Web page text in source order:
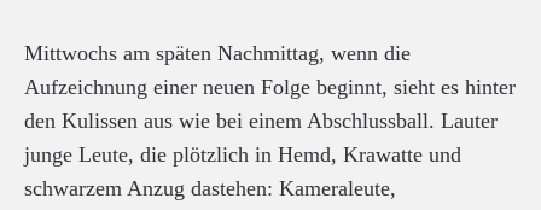
Mittwochs am späten Nachmittag, wenn die
Aufzeichnung einer neuen Folge beginnt, sieht es hinter
den Kulissen aus wie bei einem Abschlussball. Lauter
junge Leute, die plötzlich in Hemd, Krawatte und
schwarzem Anzug dastehen: Kameraleute,